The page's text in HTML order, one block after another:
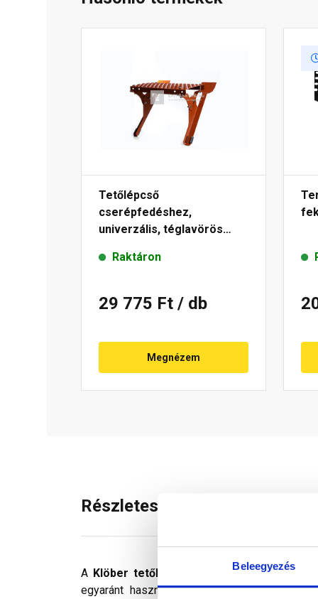
Beleegyezés
Tetőlépcső
cserépfedéshez,
univerzális, téglavörös
Raktáron
29 775 Ft / db
Megnézem
Részletes leírás
A Klöber tetőlépcső
lehetővé teszi a
egyaránt használható. A csomag tartalma